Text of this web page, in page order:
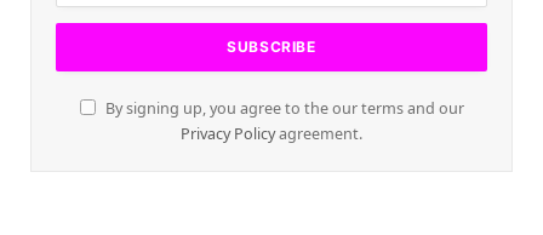
By signing up, you agree to the our terms and our
Privacy Policyagreement.